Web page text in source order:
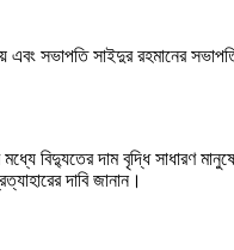
সভাপতি সাইদুর রহমানের
বিদ্যুতের দাম বৃদ্ধি সাধারণ
দাবি জানান।